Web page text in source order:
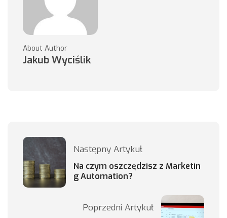
About Author
Jakub Wyciślik
Następny Artykuł
Na czym oszczędzisz z Marketin
g Automation?
Poprzedni Artykuł